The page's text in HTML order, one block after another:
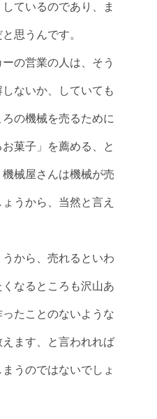
ているのであり、ま
思うんです。
の営業の人は、そう
ないか、していても
の機械を売るために
菓子」を薦める、と
械屋さんは機械が売
うから、当然と言え
から、売れるといわ
なるところも沢山あ
たことのないような
ます、と言われれば
うのではないでしょ